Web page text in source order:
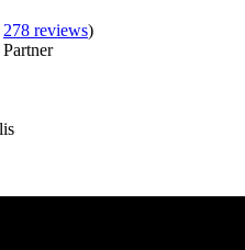
278 reviews)